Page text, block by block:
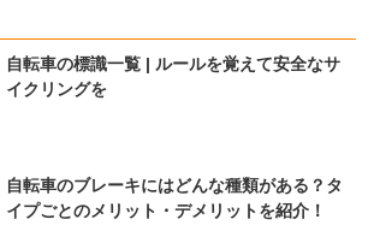
自転車の標識一覧 | ルールを覚えて安全なサ
イクリングを
自転車のブレーキにはどんな種類がある？タ
イプごとのメリット・デメリットを紹介！